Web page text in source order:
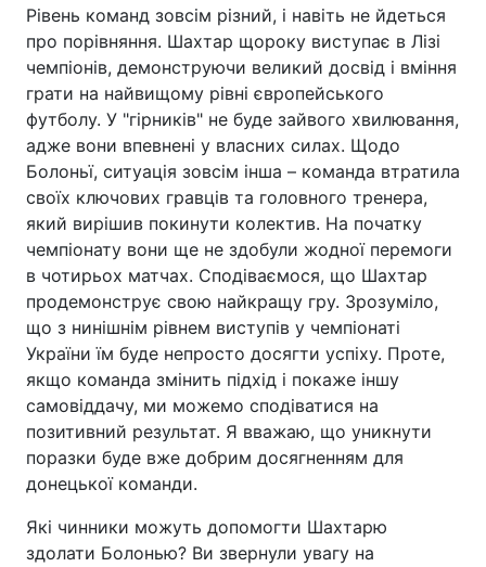
Рівень команд зовсім різний, і навіть не йдеться
про порівняння. Шахтар щороку виступає в Лізі
чемпіонів, демонструючи великий досвід і вміння
грати на найвищому рівні європейського
футболу. У "гірників" не буде зайвого хвилювання,
адже вони впевнені у власних силах. Щодо
Болоньї, ситуація зовсім інша – команда втратила
своїх ключових гравців та головного тренера,
який вирішив покинути колектив. На початку
чемпіонату вони ще не здобули жодної перемоги
в чотирьох матчах. Сподіваємося, що Шахтар
продемонструє свою найкращу гру. Зрозуміло,
що з нинішнім рівнем виступів у чемпіонаті
України їм буде непросто досягти успіху. Проте,
якщо команда змінить підхід і покаже іншу
самовіддачу, ми можемо сподіватися на
позитивний результат. Я вважаю, що уникнути
поразки буде вже добрим досягненням для
донецької команди.
Які чинники можуть допомогти Шахтарю
здолати Болонью? Ви звернули увагу на